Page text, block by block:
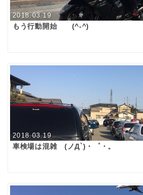
2018.03.19
もう行動開始 (^-^)
2018.03.19
車検場は混雑 (ノД`)・゜・。